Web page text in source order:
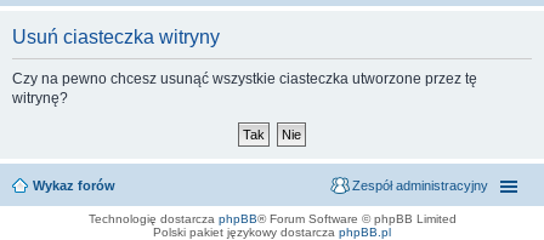
Usuń ciasteczka witryny
Czy na pewno chcesz usunąć wszystkie ciasteczka utworzone przez tę
witrynę?
Wykaz forów Zespół administracyjny
Technologię dostarcza phpBB® Forum Software © phpBB Limited
Polski pakiet językowy dostarcza phpBB.pl